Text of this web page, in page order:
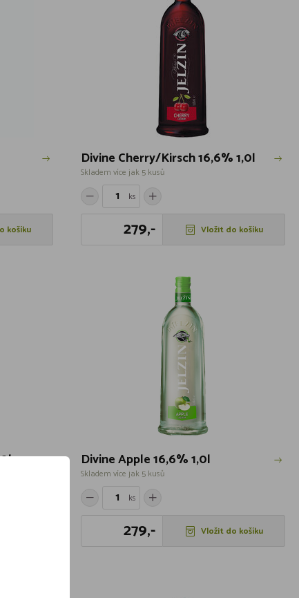
košíku
Divine Cherry/Kirsch 16,6% 1,0l
Skladem více jak 5 kusů
ks
279,- Vložit do košíku
Divine Apple 16,6% 1,0l
Skladem více jak 5 kusů
ks
279,- Vložit do košíku